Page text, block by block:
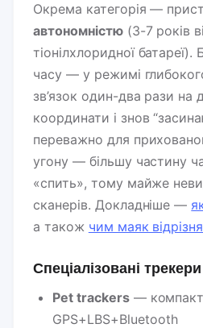
Окрема категорія —
автономністю(3-7 років
тіонілхлоридної батареї).
часу — у режимі
зв’язок один-два рази на
координати і знов
переважно для
угону — більшу частину
«спить», тому майже
сканерів. Докладніше —
а також чим маяк
Спеціалізовані трекери
Pet trackers—
GPS+LBS+Bluetooth